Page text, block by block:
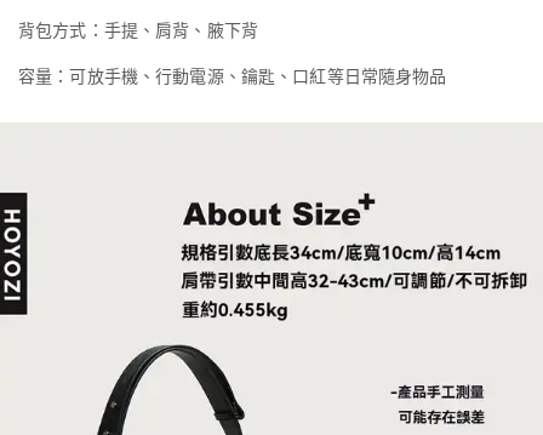
背包方式：手提、肩背、腋下背
容量：可放手機、行動電源、鑰匙、口紅等日常隨身物品